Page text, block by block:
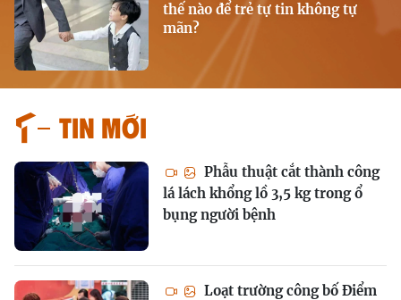
thế nào để trẻ tự tin không tự
mãn?
Tin mới
Phẫu thuật cắt thành công
lá lách khổng lồ 3,5 kg trong ổ
bụng người bệnh
Loạt trường công bố Điểm